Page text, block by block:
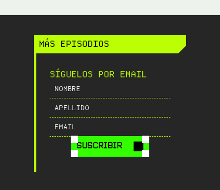
MÁS EPISODIOS
SÍGUELOS POR EMAIL
SUSCRIBIR